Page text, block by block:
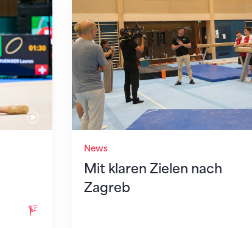
News
Mit klaren Zielen nach
Zagreb
Mit klaren Zielen nach Zagreb